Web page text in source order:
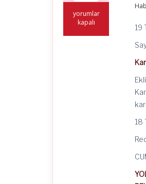
Yolcu
Beraberinde
yorumlar
kapalı
19
18